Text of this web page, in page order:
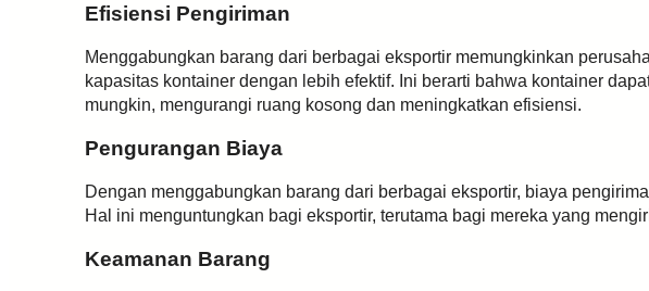
Efisiensi Pengiriman
Menggabungkan barang dari berbagai eksportir memungkinkan
kapasitas kontainer dengan lebih efektif. Ini berarti bahwa kontainer
mungkin, mengurangi ruang kosong dan meningkatkan efisiensi.
Pengurangan Biaya
Dengan menggabungkan barang dari berbagai eksportir, biaya
Hal ini menguntungkan bagi eksportir, terutama bagi mereka yang
Keamanan Barang